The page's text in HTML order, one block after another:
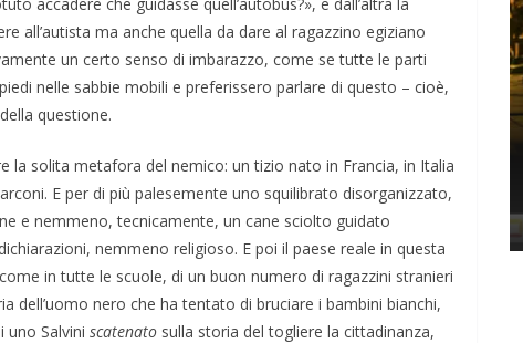
all’autista ma anche quella da dare al ragazzino egiziano
un certo senso di imbarazzo, come se tutte le parti
nelle sabbie mobili e preferissero parlare di questo – cioè,
questione.
la solita metafora del nemico: un tizio nato in Francia, in Italia
E per di più palesemente uno squilibrato disorganizzato,
e nemmeno, tecnicamente, un cane sciolto guidato
nemmeno religioso. E poi il paese reale in questa
in tutte le scuole, di un buon numero di ragazzini stranieri
dell’uomo nero che ha tentato di bruciare i bambini bianchi,
uno Salvini scatenato sulla storia del togliere la cittadinanza,
COORDINATE IL PENSIERO
OPINIONI
Indiani e pionieri
28/01/2026